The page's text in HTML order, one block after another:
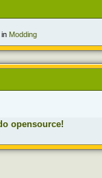
in Modding
opensource!